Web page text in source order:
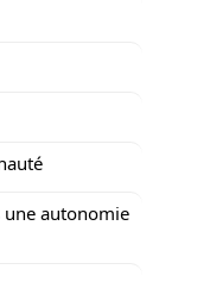
une autonomie